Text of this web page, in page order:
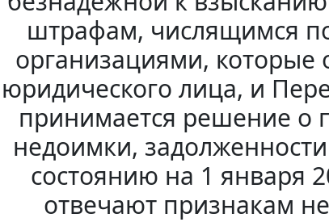
штрафам, числящимся
организациями,
юридического лица, и
принимается решение о
недоимки,
состоянию на 1 января
отвечают признакам